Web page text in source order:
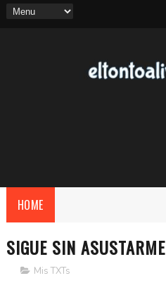
HOME
SIGUE SIN ASUSTARME
Mis TXTs